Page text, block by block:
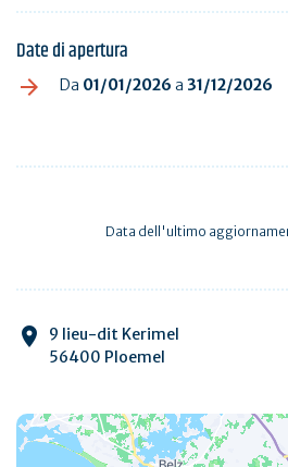
Date di apertura
Da 01/01/2026 a 31/12/2026
Data dell'ultimo
9 lieu-dit Kerimel
56400 Ploemel